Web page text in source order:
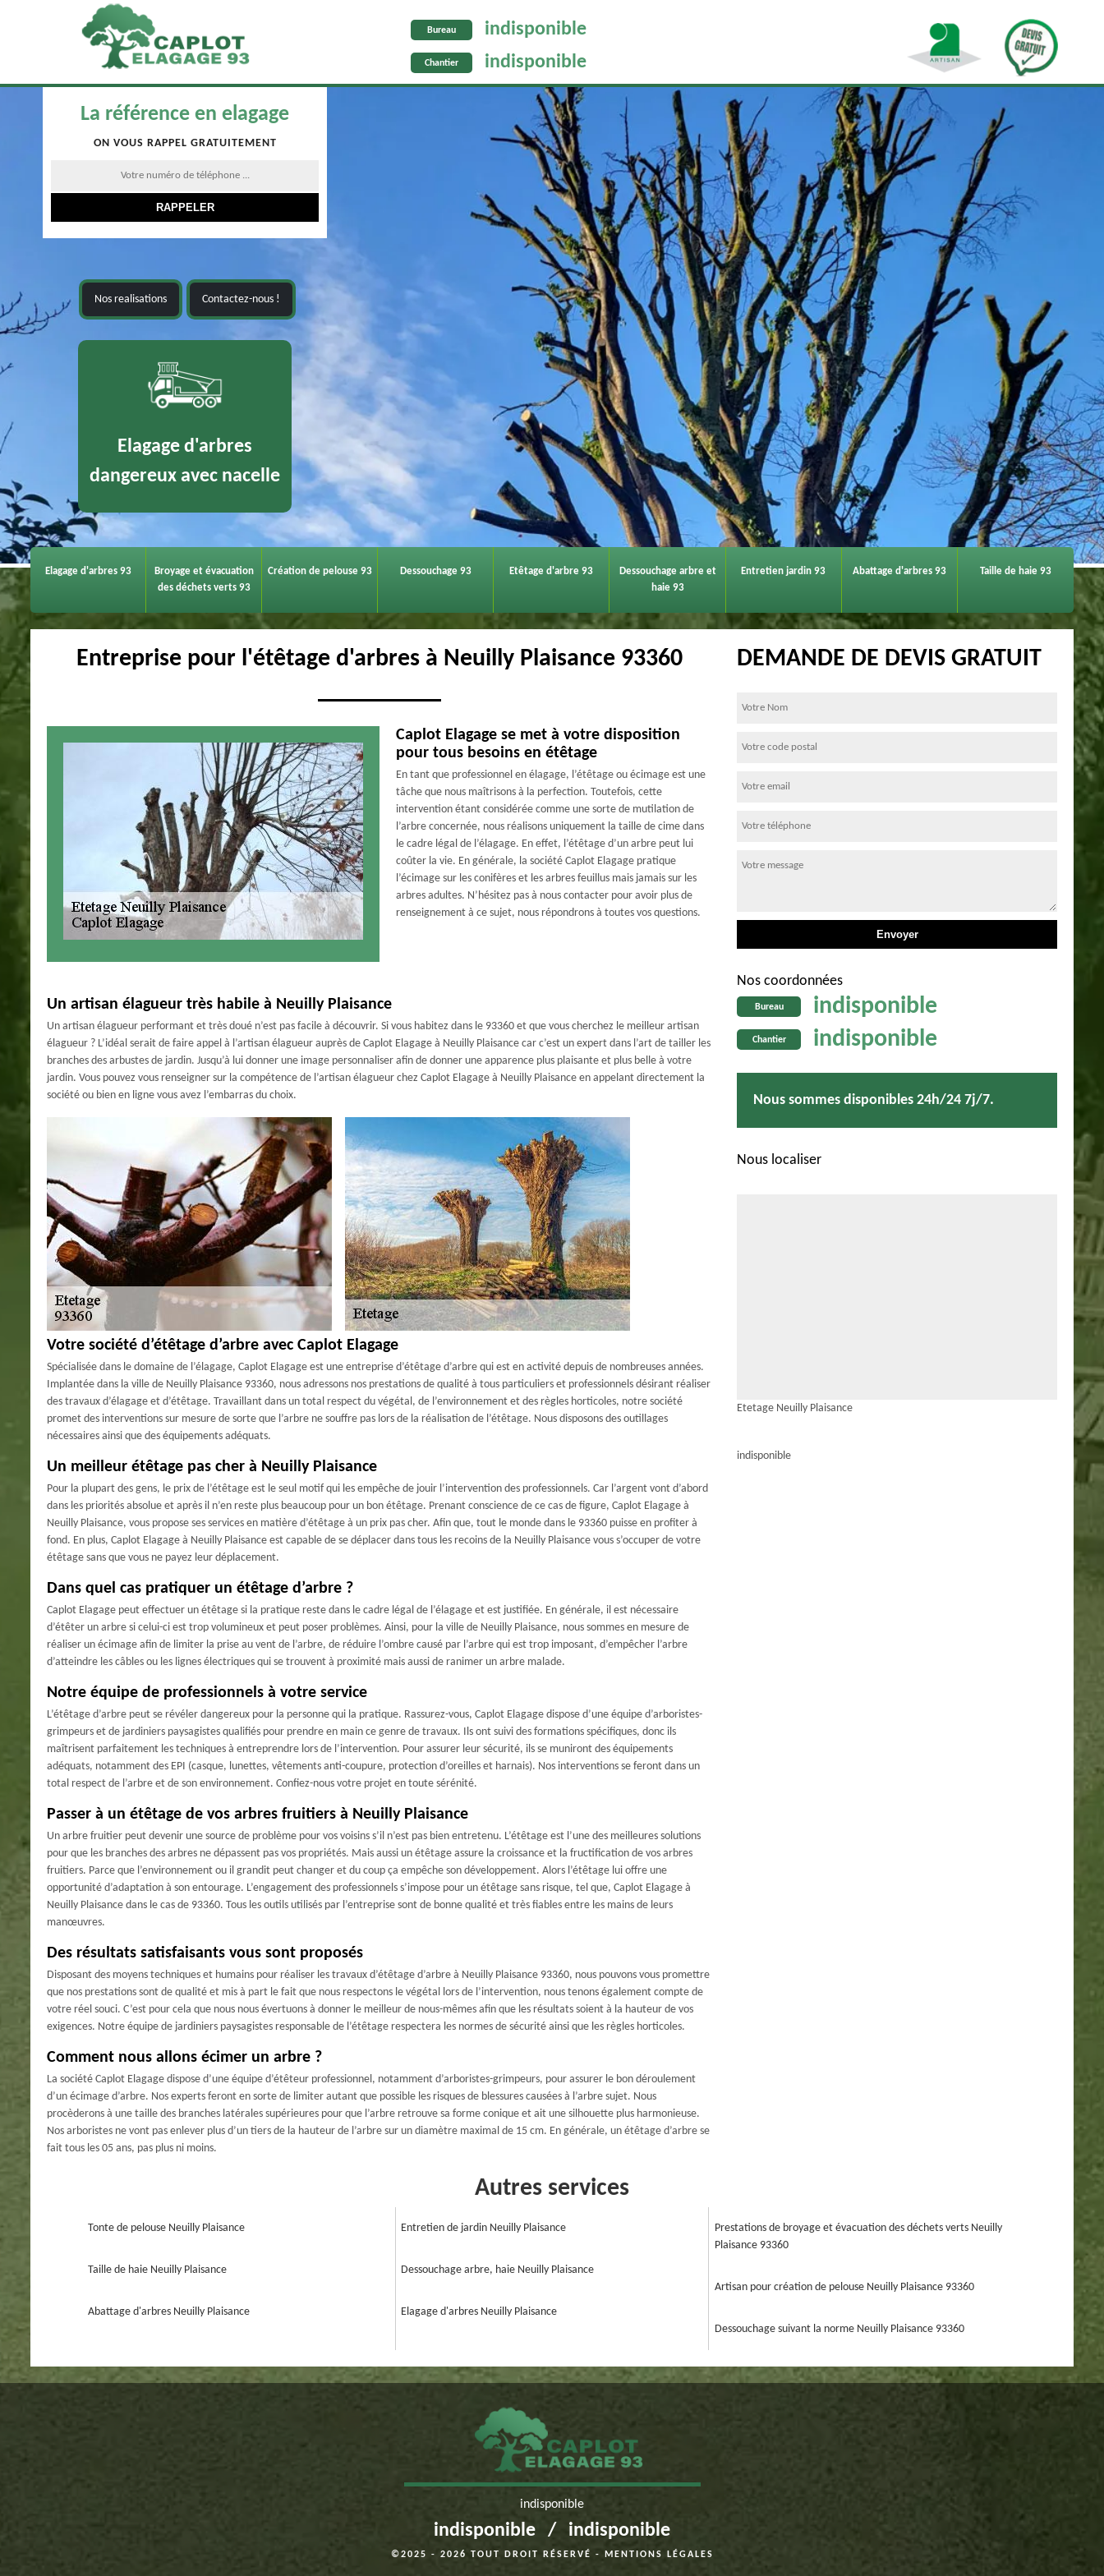
Bureau indisponible
Chantier indisponible
La référence en elagage
ON VOUS RAPPEL GRATUITEMENT
Nos realisations Contactez-nous !
Elagage d'arbres
dangereux avec nacelle
Elagage d'arbres 93
Broyage et évacuation
des déchets verts 93
Création de pelouse 93 Dessouchage 93 Etêtage d'arbre 93
Dessouchage arbre et
haie 93
Entretien jardin 93 Abattage d'arbres 93 Taille de haie 93
Entreprise pour l'étêtage d'arbres à Neuilly Plaisance 93360
Caplot Elagage se met à votre disposition
pour tous besoins en étêtage
En tant que professionnel en élagage, l’étêtage ou écimage est une
tâche que nous maîtrisons à la perfection. Toutefois, cette
intervention étant considérée comme une sorte de mutilation de
l’arbre concernée, nous réalisons uniquement la taille de cime dans
le cadre légal de l’élagage. En effet, l’étêtage d’un arbre peut lui
coûter la vie. En générale, la société Caplot Elagage pratique
l’écimage sur les conifères et les arbres feuillus mais jamais sur les
arbres adultes. N’hésitez pas à nous contacter pour avoir plus de
renseignement à ce sujet, nous répondrons à toutes vos questions.
Un artisan élagueur très habile à Neuilly Plaisance
Un artisan élagueur performant et très doué n’est pas facile à découvrir. Si vous habitez dans le 93360 et que vous cherchez le meilleur artisan
élagueur ? L’idéal serait de faire appel à l’artisan élagueur auprès de Caplot Elagage à Neuilly Plaisance car c’est un expert dans l’art de tailler les
branches des arbustes de jardin. Jusqu’à lui donner une image personnaliser afin de donner une apparence plus plaisante et plus belle à votre
jardin. Vous pouvez vous renseigner sur la compétence de l’artisan élagueur chez Caplot Elagage à Neuilly Plaisance en appelant directement la
société ou bien en ligne vous avez l’embarras du choix.
Votre société d’étêtage d’arbre avec Caplot Elagage
Spécialisée dans le domaine de l’élagage, Caplot Elagage est une entreprise d’étêtage d’arbre qui est en activité depuis de nombreuses années.
Implantée dans la ville de Neuilly Plaisance 93360, nous adressons nos prestations de qualité à tous particuliers et professionnels désirant réaliser
des travaux d’élagage et d’étêtage. Travaillant dans un total respect du végétal, de l’environnement et des règles horticoles, notre société
promet des interventions sur mesure de sorte que l’arbre ne souffre pas lors de la réalisation de l’étêtage. Nous disposons des outillages
nécessaires ainsi que des équipements adéquats.
Un meilleur étêtage pas cher à Neuilly Plaisance
Pour la plupart des gens, le prix de l’étêtage est le seul motif qui les empêche de jouir l’intervention des professionnels. Car l’argent vont d’abord
dans les priorités absolue et après il n’en reste plus beaucoup pour un bon étêtage. Prenant conscience de ce cas de figure, Caplot Elagage à
Neuilly Plaisance, vous propose ses services en matière d’étêtage à un prix pas cher. Afin que, tout le monde dans le 93360 puisse en profiter à
fond. En plus, Caplot Elagage à Neuilly Plaisance est capable de se déplacer dans tous les recoins de la Neuilly Plaisance vous s’occuper de votre
étêtage sans que vous ne payez leur déplacement.
Dans quel cas pratiquer un étêtage d’arbre ?
Caplot Elagage peut effectuer un étêtage si la pratique reste dans le cadre légal de l’élagage et est justifiée. En générale, il est nécessaire
d’étêter un arbre si celui-ci est trop volumineux et peut poser problèmes. Ainsi, pour la ville de Neuilly Plaisance, nous sommes en mesure de
réaliser un écimage afin de limiter la prise au vent de l’arbre, de réduire l’ombre causé par l’arbre qui est trop imposant, d’empêcher l’arbre
d’atteindre les câbles ou les lignes électriques qui se trouvent à proximité mais aussi de ranimer un arbre malade.
Notre équipe de professionnels à votre service
L’étêtage d’arbre peut se révéler dangereux pour la personne qui la pratique. Rassurez-vous, Caplot Elagage dispose d’une équipe d’arboristes-
grimpeurs et de jardiniers paysagistes qualifiés pour prendre en main ce genre de travaux. Ils ont suivi des formations spécifiques, donc ils
maîtrisent parfaitement les techniques à entreprendre lors de l’intervention. Pour assurer leur sécurité, ils se muniront des équipements
adéquats, notamment des EPI (casque, lunettes, vêtements anti-coupure, protection d’oreilles et harnais). Nos interventions se feront dans un
total respect de l’arbre et de son environnement. Confiez-nous votre projet en toute sérénité.
Passer à un étêtage de vos arbres fruitiers à Neuilly Plaisance
Un arbre fruitier peut devenir une source de problème pour vos voisins s’il n’est pas bien entretenu. L’étêtage est l’une des meilleures solutions
pour que les branches des arbres ne dépassent pas vos propriétés. Mais aussi un étêtage assure la croissance et la fructification de vos arbres
fruitiers. Parce que l’environnement ou il grandit peut changer et du coup ça empêche son développement. Alors l’étêtage lui offre une
opportunité d’adaptation à son entourage. L’engagement des professionnels s’impose pour un étêtage sans risque, tel que, Caplot Elagage à
Neuilly Plaisance dans le cas de 93360. Tous les outils utilisés par l’entreprise sont de bonne qualité et très fiables entre les mains de leurs
manœuvres.
Des résultats satisfaisants vous sont proposés
Disposant des moyens techniques et humains pour réaliser les travaux d’étêtage d’arbre à Neuilly Plaisance 93360, nous pouvons vous promettre
que nos prestations sont de qualité et mis à part le fait que nous respectons le végétal lors de l’intervention, nous tenons également compte de
votre réel souci. C’est pour cela que nous nous évertuons à donner le meilleur de nous-mêmes afin que les résultats soient à la hauteur de vos
exigences. Notre équipe de jardiniers paysagistes responsable de l’étêtage respectera les normes de sécurité ainsi que les règles horticoles.
Comment nous allons écimer un arbre ?
La société Caplot Elagage dispose d’une équipe d’étêteur professionnel, notamment d’arboristes-grimpeurs, pour assurer le bon déroulement
d’un écimage d’arbre. Nos experts feront en sorte de limiter autant que possible les risques de blessures causées à l’arbre sujet. Nous
procèderons à une taille des branches latérales supérieures pour que l’arbre retrouve sa forme conique et ait une silhouette plus harmonieuse.
Nos arboristes ne vont pas enlever plus d’un tiers de la hauteur de l’arbre sur un diamètre maximal de 15 cm. En générale, un étêtage d’arbre se
fait tous les 05 ans, pas plus ni moins.
DEMANDE DE DEVIS GRATUIT
Nos coordonnées
Bureau indisponible
Chantier indisponible
Nous sommes disponibles 24h/24 7j/7.
Nous localiser
Etetage Neuilly Plaisance
indisponible
Autres services
Tonte de pelouse Neuilly Plaisance
Taille de haie Neuilly Plaisance
Abattage d'arbres Neuilly Plaisance
Entretien de jardin Neuilly Plaisance
Dessouchage arbre, haie Neuilly Plaisance
Elagage d'arbres Neuilly Plaisance
Prestations de broyage et évacuation des déchets verts Neuilly
Plaisance 93360
Artisan pour création de pelouse Neuilly Plaisance 93360
Dessouchage suivant la norme Neuilly Plaisance 93360
indisponible
indisponible / indisponible
©2025 - 2026 TOUT DROIT RÉSERVÉ - MENTIONS LÉGALES